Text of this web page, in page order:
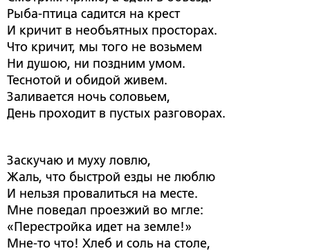
Рыба-птица садится на крест
И кричит в необъятных просторах.
Что кричит, мы того не возьмем
Ни душою, ни поздним умом.
Теснотой и обидой живем.
Заливается ночь соловьем,
День проходит в пустых разговорах.
Заскучаю и муху ловлю,
Жаль, что быстрой езды не люблю
И нельзя провалиться на месте.
Мне поведал проезжий во мгле:
«Перестройка идет на земле!»
Мне-то что! Хлеб и соль на столе,